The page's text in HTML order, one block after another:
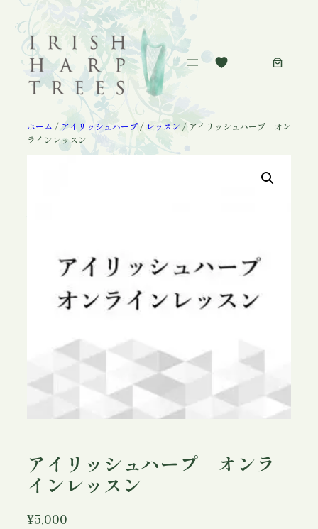
容
ホーム /アイリッシュハープ / レッスン / アイリッシュハープ オン
ラインレッスン
アイリッシュハープ オンラ
インレッスン
¥5,000